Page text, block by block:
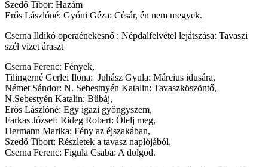
Szedő Tibor: Hazám
Erős Lászlóné: Gyóni Géza: Césár, én nem megyek.
Cserna Ildikó operaénekesnő : Népdalfelvétel lejátszása: Tavaszi
szél vizet áraszt
Cserna Ferenc: Fények,
Tilingerné Gerlei Ilona: Juhász Gyula: Március idusára,
Német Sándor: N. Sebestnyén Katalin: Tavaszköszöntő,
N.Sebestyén Katalin: Bűbáj,
Erős Lászlóné: Egy igazi gyöngyszem,
Farkas József: Rideg Robert: Ölelj meg,
Hermann Marika: Fény az éjszakában,
Szedő Tibort: Részletek a tavasz naplójából,
Cserna Ferenc: Figula Csaba: A dolgod.